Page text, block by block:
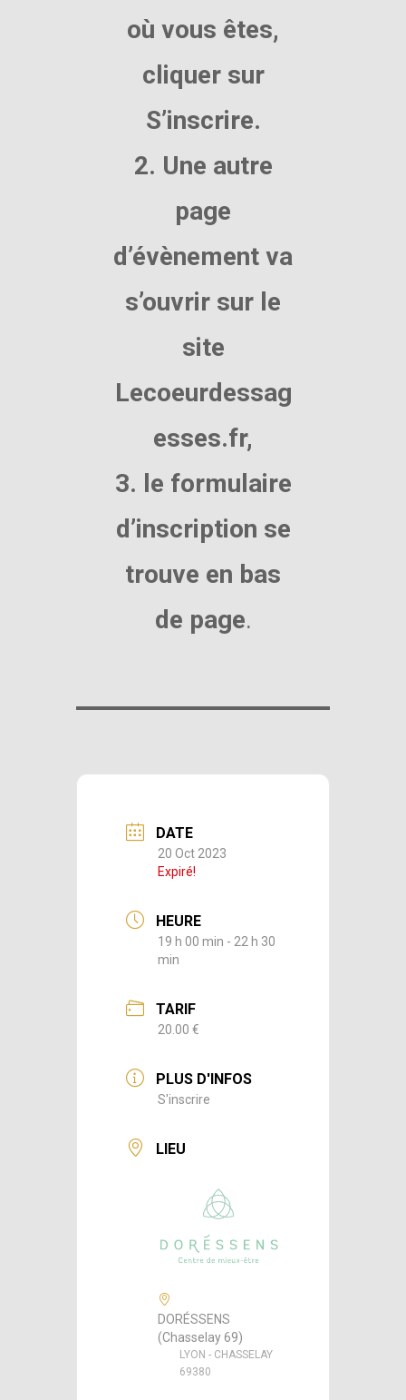
où vous êtes,
cliquer sur
S’inscrire.
2. Une autre
page
d’évènement va
s’ouvrir sur le
site
Lecoeurdessag
esses.fr,
3. le formulaire
d’inscription se
trouve en bas
de page.
DATE
20 Oct 2023
Expiré!
HEURE
19 h 00 min - 22 h 30
min
TARIF
20.00 €
PLUS D'INFOS
S'inscrire
LIEU
DORÉSSENS
(Chasselay 69)
LYON - CHASSELAY
69380